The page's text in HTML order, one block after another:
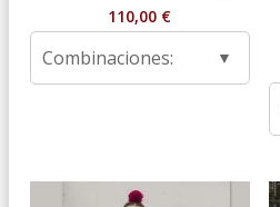
110,00 €
Combinaciones: